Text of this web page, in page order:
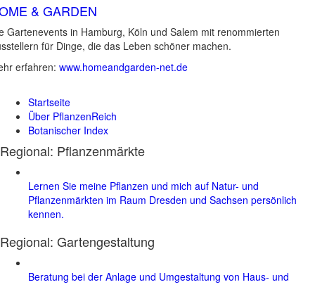
& GARDEN
Gartenevents in Hamburg, Köln und Salem mit renommierten
für Dinge, die das Leben schöner machen.
erfahren: www.homeandgarden-net.de
Startseite
Über PflanzenReich
Botanischer Index
Regional: Pflanzenmärkte
Lernen Sie meine Pflanzen und mich auf Natur- und
Pflanzenmärkten im Raum Dresden und Sachsen persönlich
kennen.
Regional: Gartengestaltung
Beratung bei der Anlage und Umgestaltung von Haus- und